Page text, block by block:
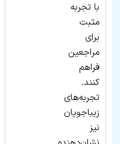
با تجربه
مثبت
برای
مراجعین
فراهم
کنند.
تجربه‌های
زیباجویان
نیز